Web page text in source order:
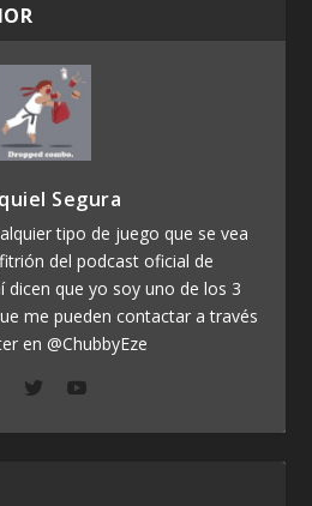
Segura
tipo de juego que se vea
del podcast oficial de
dicen que yo soy uno de los 3
me pueden contactar a través
en @ChubbyEze